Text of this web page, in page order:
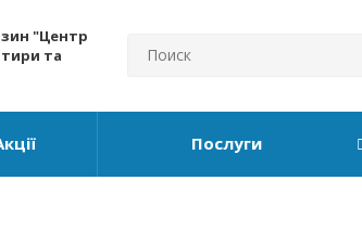
"Центр
та
Послуги